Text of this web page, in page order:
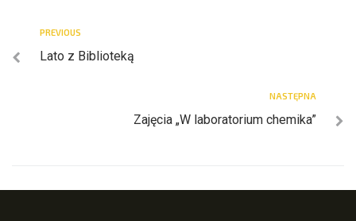
PREVIOUS
Lato z Biblioteką
NASTĘPNA
Zajęcia „W laboratorium chemika”